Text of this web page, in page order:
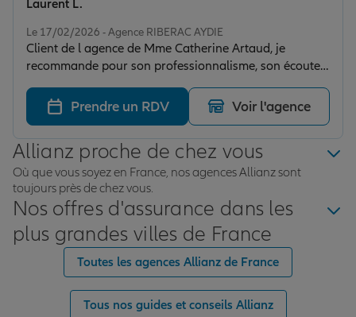
Le 17/02/2026 - Agence RIBERAC AYDIE
Client de l agence de Mme Catherine Artaud, je
recommande pour son professionnalisme, son écoute
et son Accueil toujours très agréable. Un agent de
confiance. Merci pour son accompagnement et ses
conseils.
Laurent L.
Prendre un RDV Voir l'agence
Allianz proche de chez vous
Où que vous soyez en France, nos agences Allianz sont
toujours près de chez vous.
Nos offres d'assurance dans les
plus grandes villes de France
Toutes les agences Allianz de France
Tous nos guides et conseils Allianz